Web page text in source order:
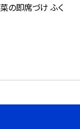
の即席づけ ふく